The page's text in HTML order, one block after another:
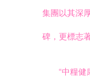
集團以其深
碑，更標志
“中糧健